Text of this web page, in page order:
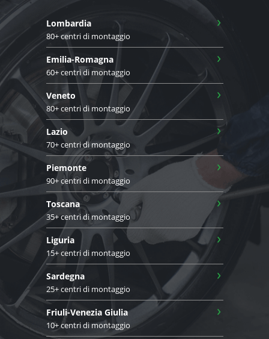
Lombardia
80+ centri di montaggio
›
Emilia-Romagna
60+ centri di montaggio
›
Veneto
80+ centri di montaggio
›
Lazio
70+ centri di montaggio
›
Piemonte
90+ centri di montaggio
›
Toscana
35+ centri di montaggio
›
Liguria
15+ centri di montaggio
›
Sardegna
25+ centri di montaggio
›
Friuli-Venezia Giulia
10+ centri di montaggio
›